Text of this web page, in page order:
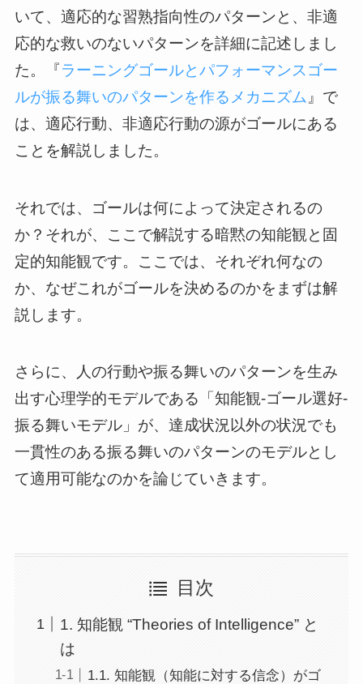
いて、適応的な習熟指向性のパターンと、非適
応的な救いのないパターンを詳細に記述しまし
た。『ラーニングゴールとパフォーマンスゴー
ルが振る舞いのパターンを作るメカニズム 』で
は、適応行動、非適応行動の源がゴールにある
ことを解説しました。
それでは、ゴールは何によって決定されるの
か？それが、ここで解説する暗黙の知能観と固
定的知能観です。ここでは、それぞれ何なの
か、なぜこれがゴールを決めるのかをまずは解
説します。
さらに、人の行動や振る舞いのパターンを生み
出す心理学的モデルである「知能観-ゴール選好-
振る舞いモデル」が、達成状況以外の状況でも
一貫性のある振る舞いのパターンのモデルとし
て適用可能なのかを論じていきます。
目次
1. 知能観 “Theories of Intelligence” と
は
1.1. 知能観（知能に対する信念）がゴ